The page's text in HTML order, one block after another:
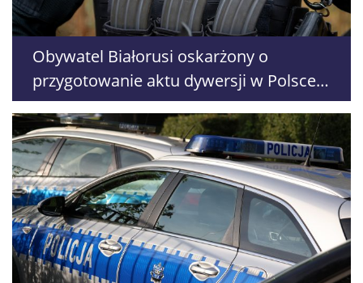
Obywatel Białorusi oskarżony o
przygotowanie aktu dywersji w Polsce.
Pracował w restauracji w Lublinie